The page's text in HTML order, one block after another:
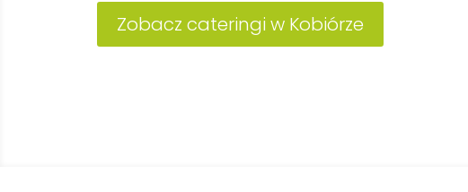
Zobacz cateringi w Kobiórze